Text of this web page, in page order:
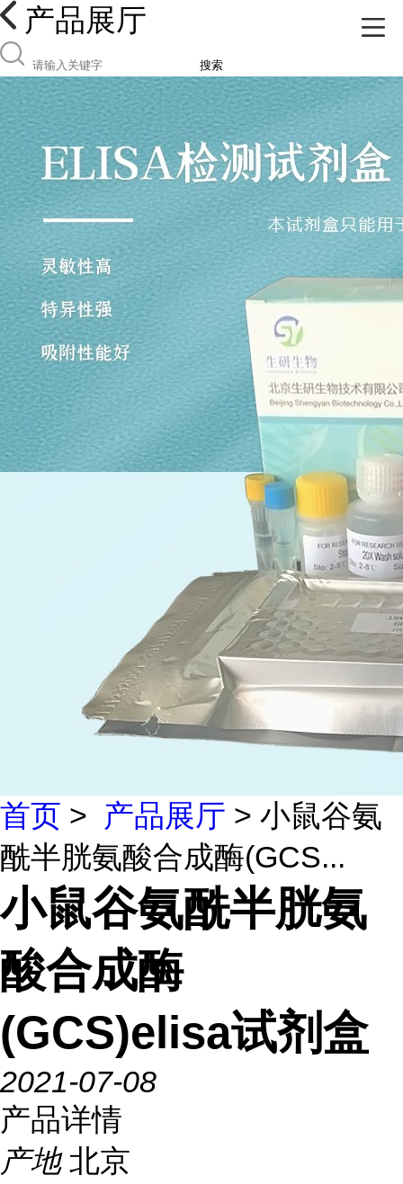
产品展厅
搜索
首页 > 产品展厅 > 小鼠谷氨
酰半胱氨酸合成酶(GCS...
小鼠谷氨酰半胱氨
酸合成酶
(GCS)elisa试剂盒
2021-07-08
产品详情
产地 北京